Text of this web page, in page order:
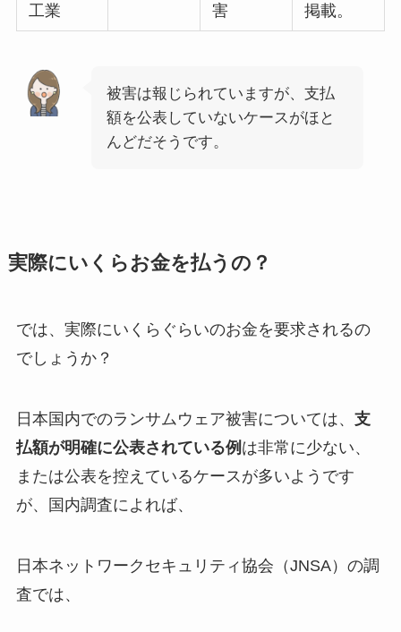
工業
害
掲載。
被害は報じられていますが、支払
額を公表していないケースがほと
んどだそうです。
実際にいくらお金を払うの？
では、実際にいくらぐらいのお金を要求されるの
でしょうか？
日本国内でのランサムウェア被害については、 支
払額が明確に公表されている例 は非常に少ない、
または公表を控えているケースが多いようです
が、国内調査によれば、
日本ネットワークセキュリティ協会（JNSA）の調
査では、